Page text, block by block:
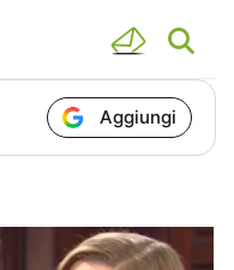
Aggiungi